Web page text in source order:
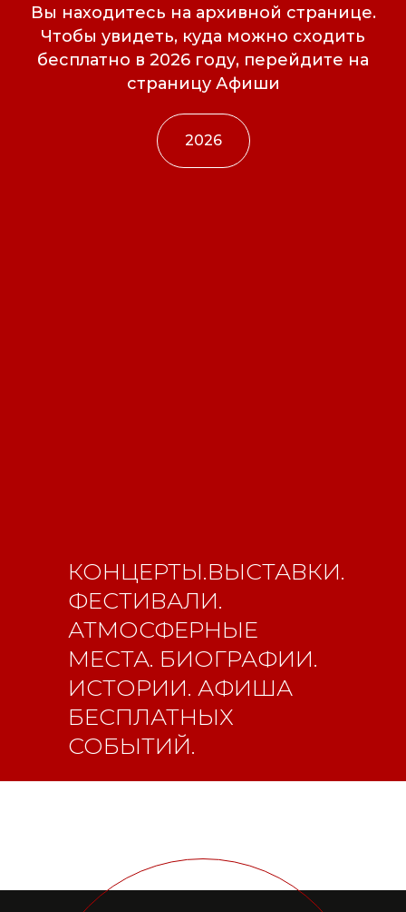
Вы находитесь на архивной странице.
Чтобы увидеть, куда можно сходить
бесплатно в 2026 году, перейдите на
страницу Афиши
2026
КОНЦЕРТЫ.ВЫСТАВКИ.
ФЕСТИВАЛИ.
АТМОСФЕРНЫЕ
МЕСТА. БИОГРАФИИ.
ИСТОРИИ. АФИША
БЕСПЛАТНЫХ
СОБЫТИЙ.
Youtube